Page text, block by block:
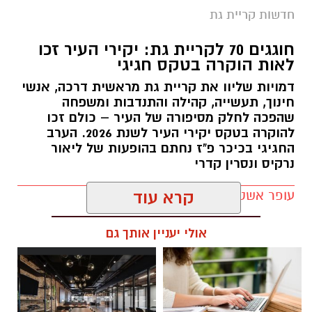
צילום: דוברות המשטרה
אגף התנועה של משטרת ישראל נערך לשינוי
משמעותי באופן האכיפה באמצעות מצלמות
המהירות. בימים הקרובים צפויים להיכנס לתוקף
ספי אכיפה מעודכנים במצלמות א־3 המוצבות
בדרכים ובצמתים ברחבי הארץ.
המהלך מגיע על רקע הקטל המתמשך בכבישים.
במשטרה מציינים כי בשנה האחרונה נהרגו מאות
בדרגות שונות – נתונים שלדברי אגף התנועה
מחייבים החמרה והתאמה של האכיפה לתנאי
השטח ולמוקדי הסיכון.
חדשות קריית גת
חוגגים 70 לקריית גת: יקירי העיר זכו
לאות הוקרה בטקס חגיגי
דמויות שליוו את קריית גת מראשית דרכה, אנשי
חינוך, תעשייה, קהילה והתנדבות ומשפחה
שהפכה לחלק מסיפורה של העיר – כולם זכו
להוקרה בטקס יקירי העיר לשנת 2026. הערב
החגיגי בכיכר פ"ז נחתם בהופעות של ליאור
נרקיס ונסרין קדרי
עופר אשטוקר / 17:08 09.08.26
תגים:יקירי העיר קריית גת
קרא עוד
אולי יעניין אותך גם